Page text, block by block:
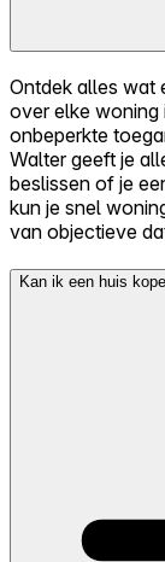
Ontdek alles wat
over elke woning
onbeperkte
Walter geeft je
beslissen of je
kun je snel
van objectieve
Kan ik een huis